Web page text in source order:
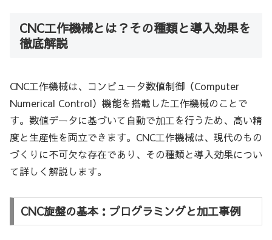
CNC工作機械とは？その種類と導入効果を
徹底解説
CNC工作機械は、コンピュータ数値制御（Computer
Numerical Control）機能を搭載した工作機械のことで
す。数値データに基づいて自動で加工を行うため、高い精
度と生産性を両立できます。CNC工作機械は、現代のもの
づくりに不可欠な存在であり、その種類と導入効果につい
て詳しく解説します。
CNC旋盤の基本：プログラミングと加工事例